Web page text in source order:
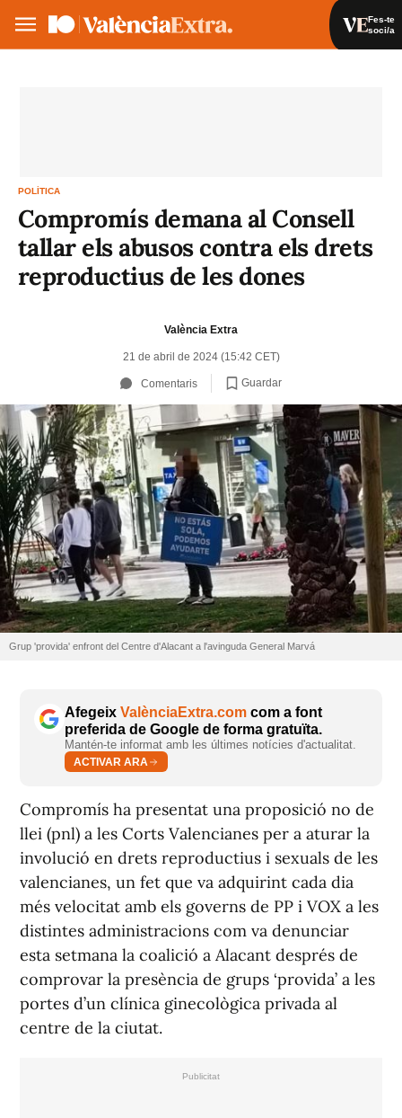
Fes-te
soci/a
POLÍTICA
Compromís demana al Consell
tallar els abusos contra els drets
reproductius de les dones
València Extra
21 de abril de 2024 (15:42 CET)
Comentaris Guardar
Grup 'provida' enfront del Centre d'Alacant a l'avinguda General Marvá
Afegeix ValènciaExtra.com com a font
preferida de Google de forma gratuïta.
Mantén-te informat amb les últimes notícies d'actualitat.
ACTIVAR ARA
Compromís ha presentat una proposició no de
llei (pnl) a les Corts Valencianes per a aturar la
involució en drets reproductius i sexuals de les
valencianes, un fet que va adquirint cada dia
més velocitat amb els governs de PP i VOX a les
distintes administracions com va denunciar
esta setmana la coalició a Alacant després de
comprovar la presència de grups ‘provida’ a les
portes d’un clínica ginecològica privada al
centre de la ciutat.